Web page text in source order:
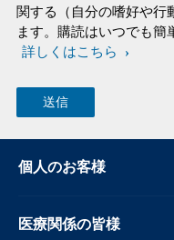
関する（自分の嗜好や行
ます。購読はいつでも簡
詳しくはこちら
個人のお客様
医療関係の皆様